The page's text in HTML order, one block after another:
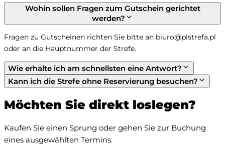
Wohin sollen Fragen zum Gutschein gerichtet
werden?
Fragen zu Gutscheinen richten Sie bitte an biuro@plstrefa.pl
oder an die Hauptnummer der Strefe.
Wie erhalte ich am schnellsten eine Antwort?
Kann ich die Strefe ohne Reservierung besuchen?
Möchten Sie direkt loslegen?
Kaufen Sie einen Sprung oder gehen Sie zur Buchung
eines ausgewählten Termins.